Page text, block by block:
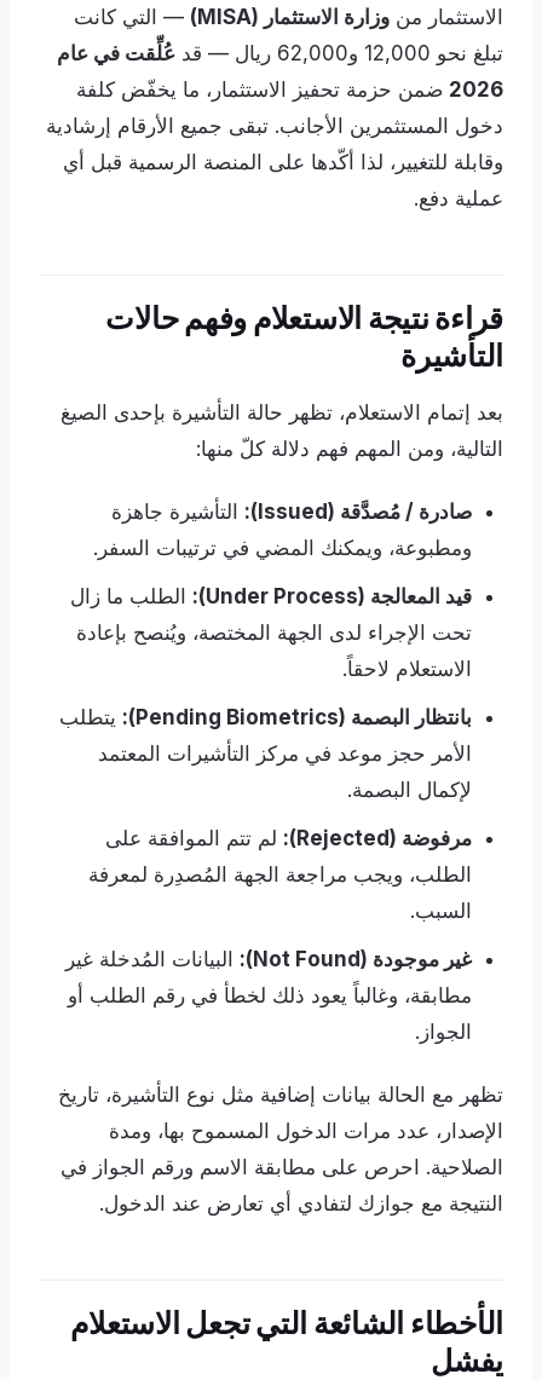
الاستثمار من وزارة الاستثمار (MISA)
— التي كانت
تبلغ نحو 12,000 و62,000 ريال — قد
عُلِّقت في عام
2026 ضمن حزمة تحفيز الاستثمار، ما يخفّض كلفة
دخول المستثمرين الأجانب. تبقى جميع الأرقام إرشادية
وقابلة للتغيير، لذا أكّدها على المنصة الرسمية قبل أي
عملية دفع.
قراءة نتيجة الاستعلام وفهم حالات
التأشيرة
بعد إتمام الاستعلام، تظهر حالة التأشيرة بإحدى الصيغ
التالية، ومن المهم فهم دلالة كلّ منها:
صادرة / مُصدَّقة (Issued):
التأشيرة جاهزة
ومطبوعة، ويمكنك المضي في ترتيبات السفر.
قيد المعالجة (Under Process):
الطلب ما زال
تحت الإجراء لدى الجهة المختصة، ويُنصح بإعادة
الاستعلام لاحقاً.
بانتظار البصمة (Pending Biometrics):
يتطلب
الأمر حجز موعد في مركز التأشيرات المعتمد
لإكمال البصمة.
مرفوضة (Rejected):
لم تتم الموافقة على
الطلب، ويجب مراجعة الجهة المُصدِرة لمعرفة
السبب.
غير موجودة (Not Found):
البيانات المُدخلة غير
مطابقة، وغالباً يعود ذلك لخطأ في رقم الطلب أو
الجواز.
تظهر مع الحالة بيانات إضافية مثل نوع التأشيرة، تاريخ
الإصدار، عدد مرات الدخول المسموح بها، ومدة
الصلاحية. احرص على مطابقة الاسم ورقم الجواز في
النتيجة مع جوازك لتفادي أي تعارض عند الدخول.
الأخطاء الشائعة التي تجعل الاستعلام
يفشل